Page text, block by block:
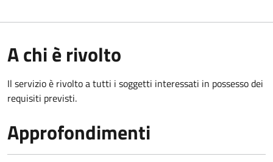
A chi è rivolto
Il servizio è rivolto a tutti i soggetti interessati in possesso dei
requisiti previsti.
Approfondimenti